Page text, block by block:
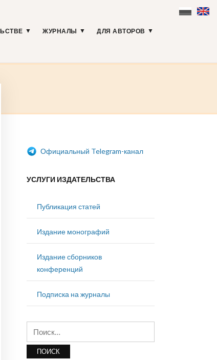
ЖУРНАЛЫ ДЛЯ АВТОРОВ
Официальный Telegram-канал
УСЛУГИ ИЗДАТЕЛЬСТВА
Публикация статей
Издание монографий
Издание сборников
конференций
Подписка на журналы